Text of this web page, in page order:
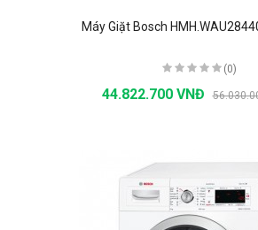
Máy Giặt Bosch
(0)
44.822.700 VNĐ